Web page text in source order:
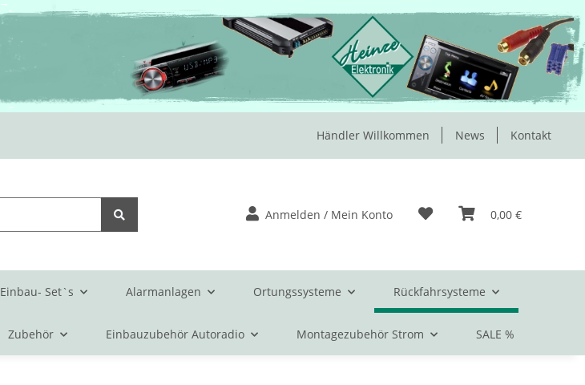
Händler Willkommen News Kontakt
Anmelden / Mein Konto 0,00 €
Einbau- Set`s Alarmanlagen Ortungssysteme Rückfahrsysteme
Zubehör Einbauzubehör Autoradio Montagezubehör Strom SALE %